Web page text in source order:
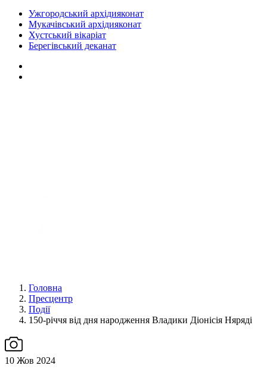
Ужгородський архідияконат
Мукачівський архідияконат
Хустський вікаріат
Берегівський деканат
Головна
Пресцентр
Події
150-річчя від дня народження Владики Діонісія Няряді
10 Жов 2024